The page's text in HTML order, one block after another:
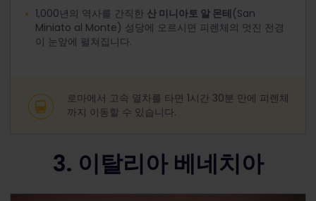
1,000년의 역사를 간직한 산 미니아토 알 몬테 (San
Miniato al Monte) 성당에 오르시면 피렌체의 멋진 전경
이 눈앞에 펼쳐집니다.
로마에서 고속 열차를 타면 1시간 30분 만에 피렌체
까지 이동할 수 있습니다.
3. 이탈리아 베네치아